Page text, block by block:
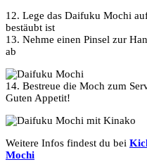
12. Lege das Daifuku Mochi
bestäubt ist
13. Nehme einen Pinsel zur
ab
14. Bestreue die Moch zum
Guten Appetit!
Weitere Infos findest du bei
Mochi